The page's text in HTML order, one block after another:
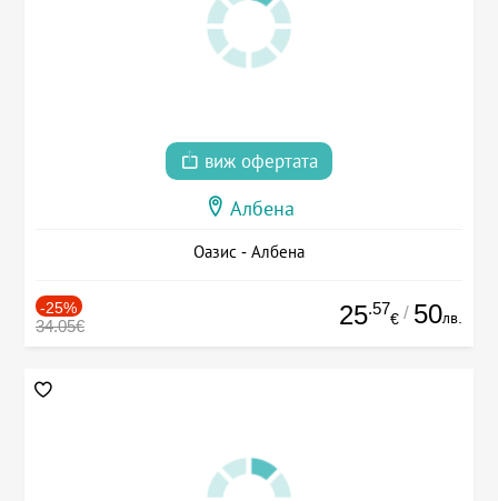
виж офертата
Албена
Оазис - Албена
-25%
34.05€ 25.57
€ / 50лв.